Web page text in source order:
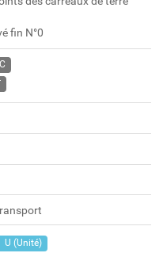
fin N°0
U (Unité)